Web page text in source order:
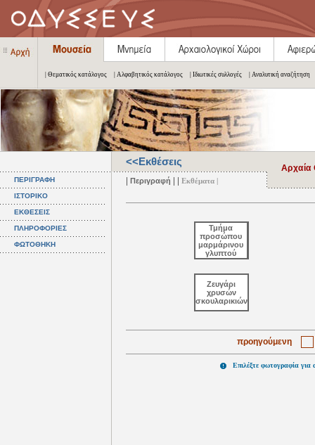
| Θεματικός κατάλογος | Αλφαβητικός κατάλογος | Ιδιωτικές συλλογές | Αναλυτική αναζήτηση
ΠΕΡΙΓΡΑΦΗ
ΙΣΤΟΡΙΚΟ
ΕΚΘΕΣΕΙΣ
ΠΛΗΡΟΦΟΡΙΕΣ
ΦΩΤΟΘΗΚΗ
<<Εκθέσεις
| Περιγραφή | | Εκθέματα |
Αρχαία
Τμήμα
προσώπου
μαρμάρινου
γλυπτού
Ζευγάρι
χρυσών
σκουλαρικιών
προηγούμενη
Επιλέξτε φωτογραφία για